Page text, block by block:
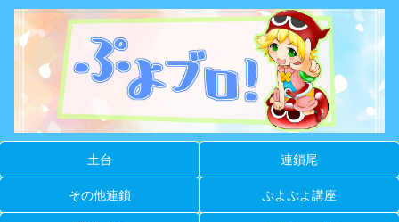
土台 連鎖尾
その他連鎖 ぷよぷよ講座